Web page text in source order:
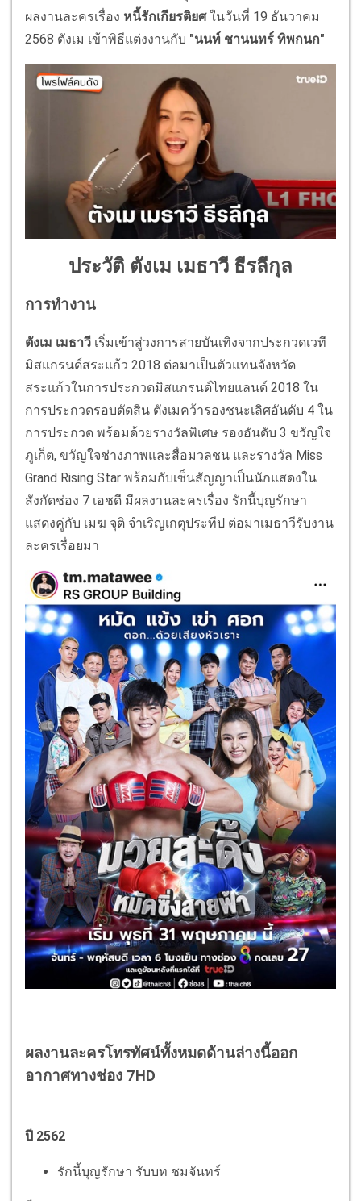
ผลงานละครเรื่อง หนี้รักเกียรติยศในวันที่ 19 ธันวาคม
2568 ตังเม เข้าพิธีแต่งงานกับ "นนท์ ชานนทร์ ทิพกนก"
ประวัติ ตังเม เมธาวี ธีรลีกุล
การทำงาน
ตังเม เมธาวี เริ่มเข้าสู่วงการสายบันเทิงจากประกวดเวที
มิสแกรนด์สระแก้ว 2018 ต่อมาเป็นตัวแทนจังหวัด
สระแก้วในการประกวดมิสแกรนด์ไทยแลนด์ 2018 ใน
การประกวดรอบตัดสิน ตังเมคว้ารองชนะเลิศอันดับ 4 ใน
การประกวด พร้อมด้วยรางวัลพิเศษ รองอันดับ 3 ขวัญใจ
ภูเก็ต, ขวัญใจช่างภาพและสื่อมวลชน และรางวัล Miss
Grand Rising Star พร้อมกับเซ็นสัญญาเป็นนักแสดงใน
สังกัดช่อง 7 เอชดี มีผลงานละครเรื่อง รักนี้บุญรักษา
แสดงคู่กับ เมฆ จุติ จำเริญเกตุประทีป ต่อมาเมธาวีรับงาน
ละครเรื่อยมา
ผลงานละครโทรทัศน์ทั้งหมดด้านล่างนี้ออก
อากาศทางช่อง 7HD
ปี 2562
รักนี้บุญรักษา รับบท ชมจันทร์